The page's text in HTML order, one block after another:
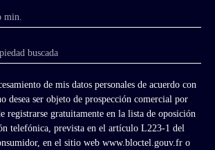
min.
buscada
de mis datos personales de acuerdo con
desea ser objeto de prospección comercial por
registrarse gratuitamente en la lista de oposición
telefónica, prevista en el artículo L223-1 del
en el sitio web www.bloctel.gouv.fr o